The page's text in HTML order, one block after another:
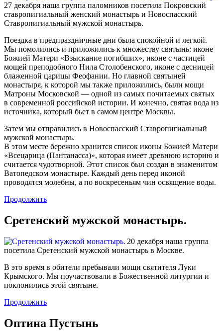
27 декабря наша группа паломников посетила Покровский
ставропигиальный женский монастырь и Новоспасский
Ставропигиальный мужской монастырь.
Поездка в предпраздничные дни была спокойной и легкой.
Мы помолились и приложились к множеству святынь: иконе
Божией Матери «Взыскание погибших», иконе с частицей
мощей преподобного Нила Столобенского, иконе с десницей
блаженной царицы Феофании. Но главной святыней
монастыря, к которой мы также приложились, были мощи
Матроны Московской — одной из самых почитаемых святых
в современной российской истории. И конечно, святая вода из
источника, который бьет в самом центре Москвы.
Затем мы отправились в Новоспасский Ставропигиальный
мужской монастырь.
В этом месте бережно хранится список иконы Божией Матери
«Всецарица (Пантанасса)», которая имеет древнюю историю и
считается чудотворной. Этот список был создан в знаменитом
Ватопедском монастыре. Каждый день перед иконой
проводятся молебны, а по воскресеньям чин освящение воды.
Продолжить
Сретенский мужской монастырь.
20 декабря наша группа
посетила Сретенский мужской монастырь в Москве.
В это время в обители пребывали мощи святителя Луки
Крымского. Мы поучаствовали в Божественной литургии и
поклонились этой святыне.
Продолжить
Оптина Пустынь